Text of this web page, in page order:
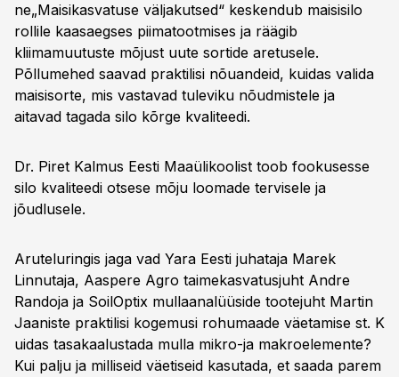
ne„Maisikasvatuse väljakutsed“ keskendub maisisilo
rollile kaasaegses piimatootmises ja räägib
kliimamuutuste mõjust uute sortide aretusele.
Põllumehed saavad praktilisi nõuandeid, kuidas valida
maisisorte, mis vastavad tuleviku nõudmistele ja
aitavad tagada silo kõrge kvaliteedi.
Dr. Piret Kalmus Eesti Maaülikoolist toob fookusesse
silo kvaliteedi otsese mõju loomade tervisele ja
jõudlusele.
Aruteluringis jaga vad Yara Eesti juhataja Marek
Linnutaja, Aaspere Agro taimekasvatusjuht Andre
Randoja ja SoilOptix mullaanalüüside tootejuht Martin
Jaaniste praktilisi kogemusi rohumaade väetamise st. K
uidas tasakaalustada mulla mikro-ja makroelemente?
Kui palju ja milliseid väetiseid kasutada, et saada parem